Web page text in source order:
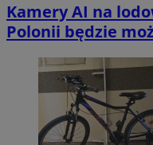
Kamery AI na
Polonii będzie